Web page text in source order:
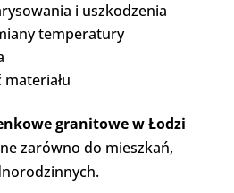
i uszkodzenia
temperatury
materiału
granitowe w Łodzi
zarówno do mieszkań,